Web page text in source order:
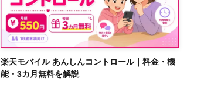
楽天モバイル あんしんコントロール｜料金・機
能・3カ月無料を解説